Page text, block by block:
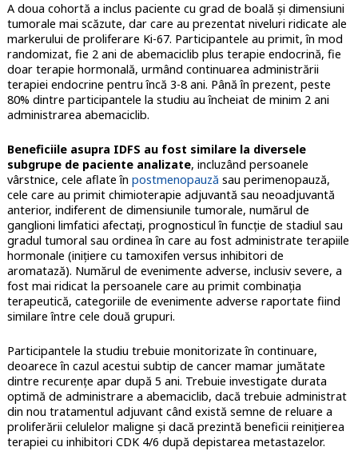
A doua cohortă a inclus paciente cu grad de boală și dimensiuni
tumorale mai scăzute, dar care au prezentat niveluri ridicate ale
markerului de proliferare Ki-67. Participantele au primit, în mod
randomizat, fie 2 ani de abemaciclib plus terapie endocrină, fie
doar terapie hormonală, urmând continuarea administrării
terapiei endocrine pentru încă 3-8 ani. Până în prezent, peste
80% dintre participantele la studiu au încheiat de minim 2 ani
administrarea abemaciclib.
Beneficiile asupra IDFS au fost similare la diversele
subgrupe de paciente analizate, incluzând persoanele
vârstnice, cele aflate în postmenopauză sau perimenopauză,
cele care au primit chimioterapie adjuvantă sau neoadjuvantă
anterior, indiferent de dimensiunile tumorale, numărul de
ganglioni limfatici afectați, prognosticul în funcție de stadiul sau
gradul tumoral sau ordinea în care au fost administrate terapiile
hormonale (inițiere cu tamoxifen versus inhibitori de
aromatază). Numărul de evenimente adverse, inclusiv severe, a
fost mai ridicat la persoanele care au primit combinația
terapeutică, categoriile de evenimente adverse raportate fiind
similare între cele două grupuri.
Participantele la studiu trebuie monitorizate în continuare,
deoarece în cazul acestui subtip de cancer mamar jumătate
dintre recurențe apar după 5 ani. Trebuie investigate durata
optimă de administrare a abemaciclib, dacă trebuie administrat
din nou tratamentul adjuvant când există semne de reluare a
proliferării celulelor maligne și dacă prezintă beneficii reinițierea
terapiei cu inhibitori CDK 4/6 după depistarea metastazelor.